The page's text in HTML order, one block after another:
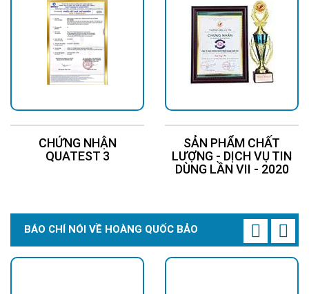
CHỨNG NHẬN
QUATEST 3
SẢN PHẨM CHẤT
LƯỢNG - DỊCH VỤ TIN
DÙNG LẦN VII - 2020
BÁO CHÍ NÓI VỀ HOÀNG QUỐC BẢO